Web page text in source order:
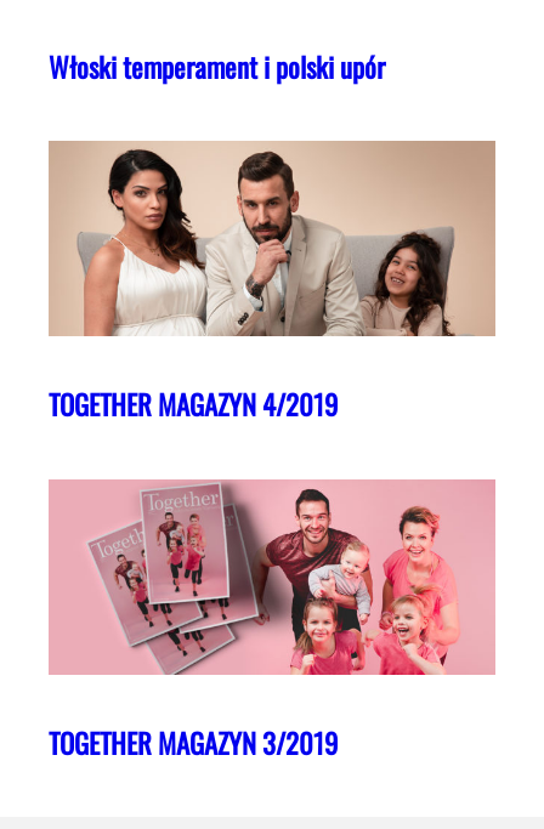
Włoski temperament i polski upór
TOGETHER MAGAZYN 4/2019
TOGETHER MAGAZYN 3/2019